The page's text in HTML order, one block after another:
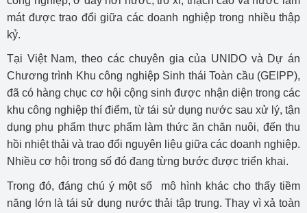
mát được trao đổi giữa các doanh nghiệp trong nhiều thập
kỷ.
Tại Việt Nam, theo các chuyên gia của UNIDO và Dự án
Chương trình Khu công nghiệp Sinh thái Toàn cầu (GEIPP),
đã có hàng chục cơ hội cộng sinh được nhận diện trong các
khu công nghiệp thí điểm, từ tái sử dụng nước sau xử lý, tận
dụng phụ phẩm thực phẩm làm thức ăn chăn nuôi, đến thu
hồi nhiệt thải và trao đổi nguyên liệu giữa các doanh nghiệp.
Nhiều cơ hội trong số đó đang từng bước được triển khai.
Trong đó, đáng chú ý một số mô hình khác cho thấy tiềm
năng lớn là tái sử dụng nước thải tập trung. Thay vì xả toàn